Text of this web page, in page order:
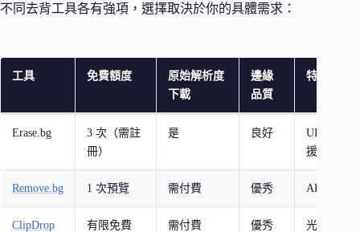
不同去背工具各有強項，選擇取決於你的具體需求：
工具 免費額度
原始解析度
下載
邊緣
品質
特色功能
Erase.bg
3 次（需註
冊）
是 良好
URL 上傳
援
Remove.bg 1 次預覽 需付費 優秀 API 生態
ClipDrop 有限免費 需付費 優秀
光源調整